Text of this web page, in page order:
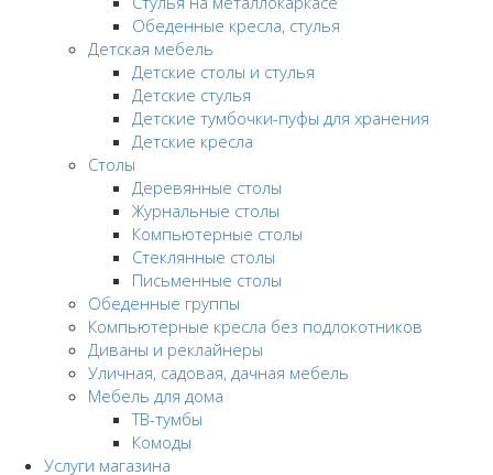
Обеденные кресла, стулья
Детская мебель
Детские столы и стулья
Детские стулья
Детские тумбочки-пуфы для хранения
Детские кресла
Столы
Деревянные столы
Журнальные столы
Компьютерные столы
Стеклянные столы
Письменные столы
Обеденные группы
Компьютерные кресла без подлокотников
Диваны и реклайнеры
Уличная, садовая, дачная мебель
Мебель для дома
ТВ-тумбы
Комоды
Услуги магазина